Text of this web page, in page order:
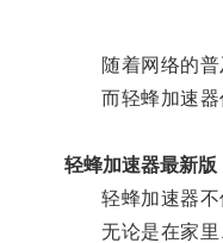
随着网络的普及
而轻蜂加速器作
轻蜂加速器最新版
轻蜂加速器不仅
无论是在家里、